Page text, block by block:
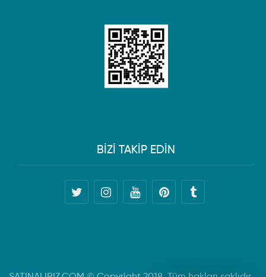
BİZİ TAKİP EDİN